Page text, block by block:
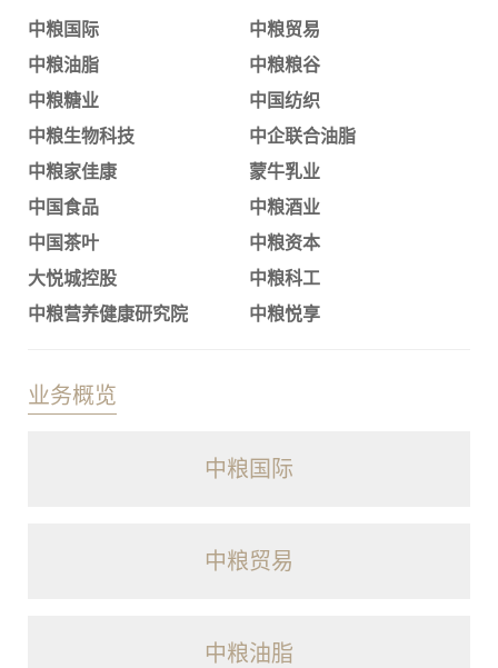
中粮国际
中粮贸易
中粮油脂
中粮粮谷
中粮糖业
中国纺织
中粮生物科技
中企联合油脂
中粮家佳康
蒙牛乳业
中国食品
中粮酒业
中国茶叶
中粮资本
大悦城控股
中粮科工
中粮营养健康研究院
中粮悦享
业务概览
中粮国际
中粮贸易
中粮油脂